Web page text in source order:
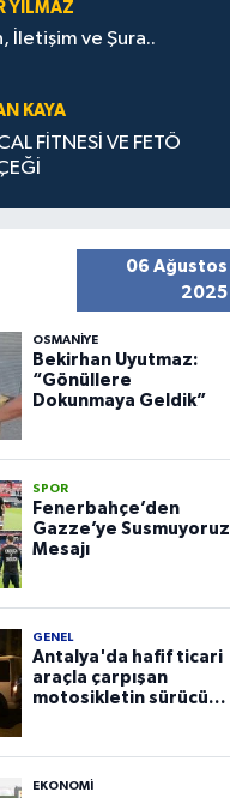
YILMAZ
İletişim ve Şura..
KAYA
FİTNESİ VE FETÖ
06 Ağustos
2025
OSMANIYE
Bekirhan Uyutmaz:
“Gönüllere
Dokunmaya Geldik”
SPOR
Fenerbahçe’den
Gazze’ye Susmuyoruz
Mesajı
GENEL
Antalya'da hafif ticari
araçla çarpışan
motosikletin sürücüsü
EKONOMI